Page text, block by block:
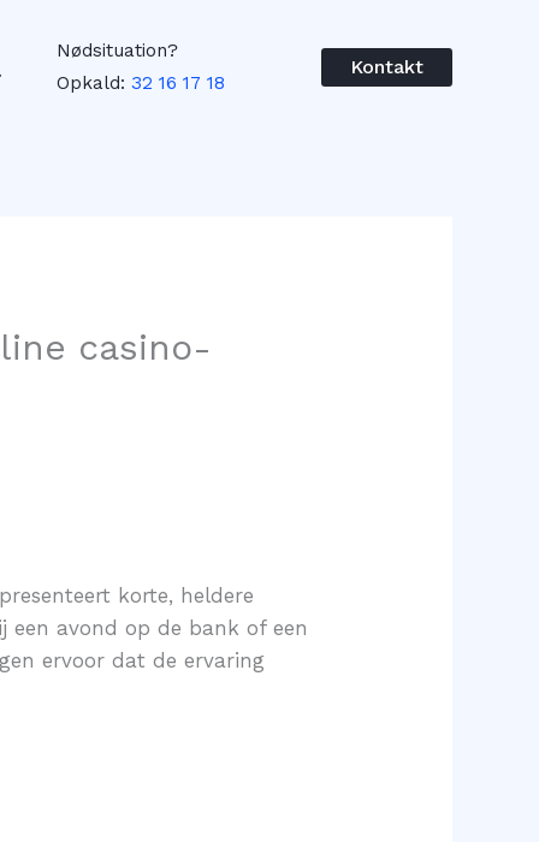
Nødsituation?
Opkald: 32 16 17 18
Kontakt
casino-
korte, heldere
avond op de bank of een
ervoor dat de ervaring